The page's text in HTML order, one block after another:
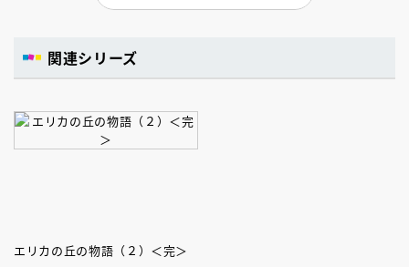
関連シリーズ
エリカの丘の物語（２）＜完＞